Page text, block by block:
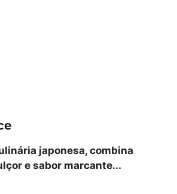
japonesa, combina
e sabor marcante...